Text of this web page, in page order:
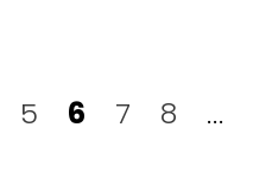
5 6 7 8 ...